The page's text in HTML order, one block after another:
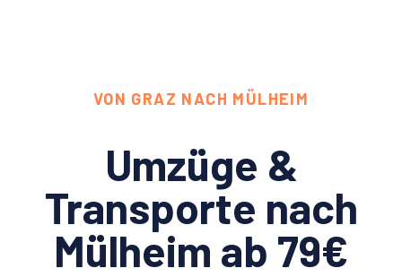
VON GRAZ NACH MÜLHEIM
Umzüge &
Transporte nach
Mülheim ab 79€